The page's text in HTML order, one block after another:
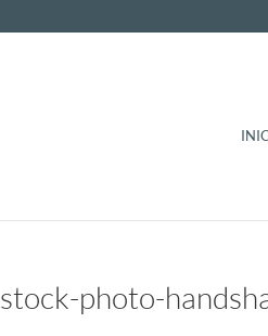
stock-photo-